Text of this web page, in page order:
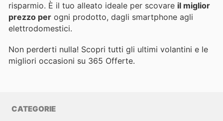
risparmio. È il tuo alleato ideale per scovare il miglior
prezzo per ogni prodotto, dagli smartphone agli
elettrodomestici.
Non perderti nulla! Scopri tutti gli ultimi volantini e le
migliori occasioni su 365 Offerte.
CATEGORIE